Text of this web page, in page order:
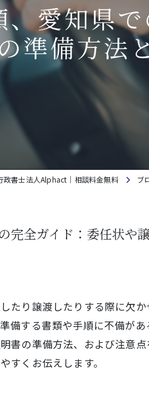
愛知県
準備方法
政書士法人Alphact｜相談料金無料 ブ
完全ガイド：委任状や
たり譲渡したりする際に欠
備する書類や手順に不備が
書の準備方法、および注意
すくお伝えします。